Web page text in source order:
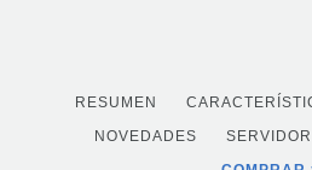
RESUMEN
NOVEDADES
SERVIDOR